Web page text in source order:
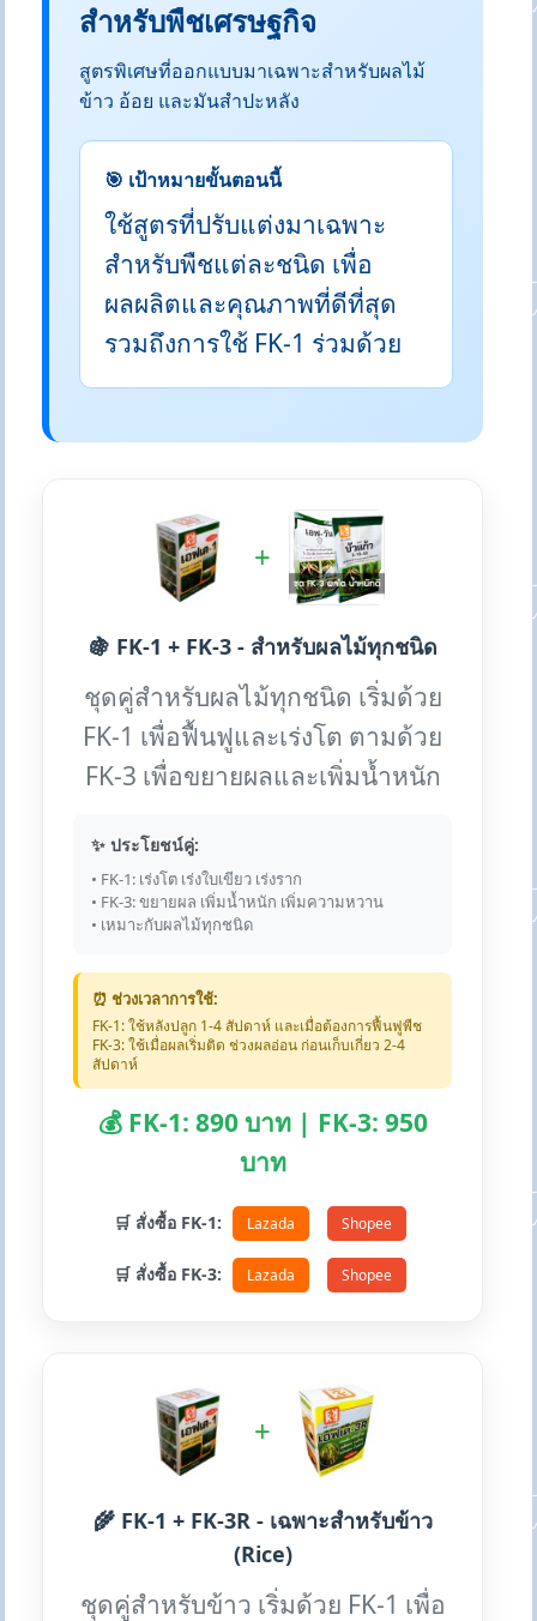
สำหรับพืชเศรษฐกิจ
สูตรพิเศษที่ออกแบบมาเฉพาะสำหรับผลไม้
ข้าว อ้อย และมันสำปะหลัง
🎯 เป้าหมายขั้นตอนนี้
ใช้สูตรที่ปรับแต่งมาเฉพาะ
สำหรับพืชแต่ละชนิด เพื่อ
ผลผลิตและคุณภาพที่ดีที่สุด
รวมถึงการใช้ FK-1 ร่วมด้วย
+
🍇 FK-1 + FK-3 - สำหรับผลไม้ทุกชนิด
ชุดคู่สำหรับผลไม้ทุกชนิด เริ่มด้วย
FK-1 เพื่อฟื้นฟูและเร่งโต ตามด้วย
FK-3 เพื่อขยายผลและเพิ่มน้ำหนัก
✨ ประโยชน์คู่:
• FK-1: เร่งโต เร่งใบเขียว เร่งราก
• FK-3: ขยายผล เพิ่มน้ำหนัก เพิ่มความหวาน
• เหมาะกับผลไม้ทุกชนิด
⏰ ช่วงเวลาการใช้:
FK-1: ใช้หลังปลูก 1-4 สัปดาห์ และเมื่อต้องการฟื้นฟูพืช
FK-3: ใช้เมื่อผลเริ่มติด ช่วงผลอ่อน ก่อนเก็บเกี่ยว 2-4
สัปดาห์
💰 FK-1: 890 บาท | FK-3: 950
บาท
🛒 สั่งซื้อ FK-1: Lazada Shopee
🛒 สั่งซื้อ FK-3: Lazada Shopee
+
🌾 FK-1 + FK-3R - เฉพาะสำหรับข้าว
(Rice)
ชุดคู่สำหรับข้าว เริ่มด้วย FK-1 เพื่อ